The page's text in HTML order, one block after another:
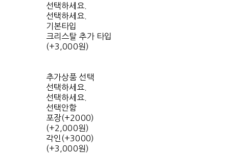
선택하세요.
선택하세요.
기본타입
크리스탈 추가 타입
(+3,000원)
추가상품 선택
선택하세요.
선택하세요.
선택안함
포장(+2000)
(+2,000원)
각인(+3000)
(+3,000원)